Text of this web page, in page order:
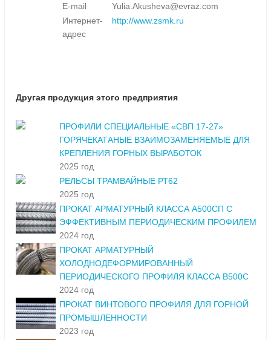
E-mail
Yulia.Akusheva@evraz.com
Интернет-
адрес
http://www.zsmk.ru
Другая продукция этого предприятия
ПРОФИЛИ СПЕЦИАЛЬНЫЕ «СВП 17-27»
ГОРЯЧЕКАТАНЫЕ ВЗАИМОЗАМЕНЯЕМЫЕ ДЛЯ
КРЕПЛЕНИЯ ГОРНЫХ ВЫРАБОТОК
2025 год
РЕЛЬСЫ ТРАМВАЙНЫЕ РТ62
2025 год
ПРОКАТ АРМАТУРНЫЙ КЛАССА А500СП С
ЭФФЕКТИВНЫМ ПЕРИОДИЧЕСКИМ ПРОФИЛЕМ
2024 год
ПРОКАТ АРМАТУРНЫЙ
ХОЛОДНОДЕФОРМИРОВАННЫЙ
ПЕРИОДИЧЕСКОГО ПРОФИЛЯ КЛАССА В500С
2024 год
ПРОКАТ ВИНТОВОГО ПРОФИЛЯ ДЛЯ ГОРНОЙ
ПРОМЫШЛЕННОСТИ
2023 год